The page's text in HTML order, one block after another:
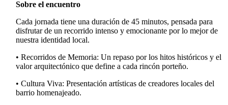
Sobre el encuentro
Cada jornada tiene una duración de 45 minutos, pensada para
disfrutar de un recorrido intenso y emocionante por lo mejor de
nuestra identidad local.
• Recorridos de Memoria: Un repaso por los hitos históricos y el
valor arquitectónico que define a cada rincón porteño.
• Cultura Viva: Presentación artísticas de creadores locales del
barrio homenajeado.